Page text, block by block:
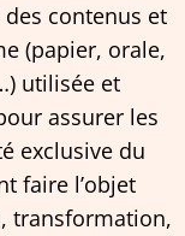
des contenus et
(papier, orale,
utilisée et
assurer les
exclusive du
faire l’objet
transformation,